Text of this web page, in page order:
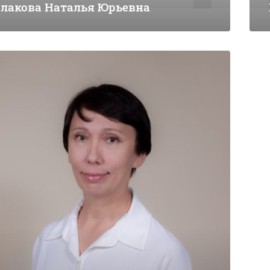
Наталья Юрьевна